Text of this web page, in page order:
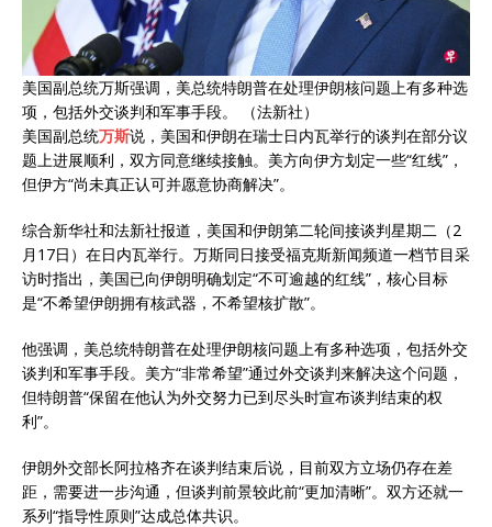
美国副总统万斯强调，美总统特朗普在处理伊朗核问题上有多种选
项，包括外交谈判和军事手段。 （法新社）
美国副总统万斯说，美国和伊朗在瑞士日内瓦举行的谈判在部分议
题上进展顺利，双方同意继续接触。美方向伊方划定一些“红线”，
但伊方“尚未真正认可并愿意协商解决”。
综合新华社和法新社报道，美国和伊朗第二轮间接谈判星期二（2
月17日）在日内瓦举行。万斯同日接受福克斯新闻频道一档节目采
访时指出，美国已向伊朗明确划定“不可逾越的红线”，核心目标
是“不希望伊朗拥有核武器，不希望核扩散”。
他强调，美总统特朗普在处理伊朗核问题上有多种选项，包括外交
谈判和军事手段。美方“非常希望”通过外交谈判来解决这个问题，
但特朗普“保留在他认为外交努力已到尽头时宣布谈判结束的权
利”。
伊朗外交部长阿拉格齐在谈判结束后说，目前双方立场仍存在差
距，需要进一步沟通，但谈判前景较此前“更加清晰”。双方还就一
系列“指导性原则”达成总体共识。